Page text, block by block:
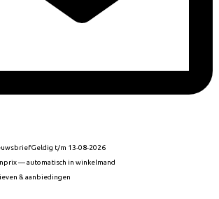
Geldig t/m 13-08-2026
— automatisch in winkelmand
& aanbiedingen